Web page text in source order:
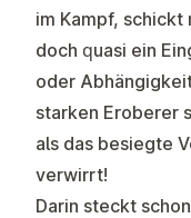
im Kampf, schickt
doch quasi ein
oder
starken Eroberer
als das besiegte
verwirrt!
Darin steckt